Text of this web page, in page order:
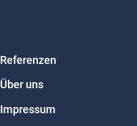
Referenzen
Über uns
Impressum